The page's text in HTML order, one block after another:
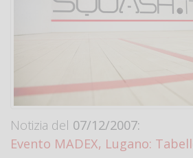
Notizia del 07/12/2007:
Evento MADEX, Lugano: